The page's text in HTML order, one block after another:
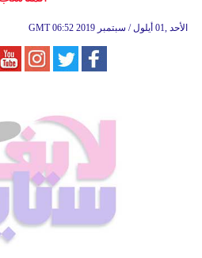
GMT 06:52 2019 الأحد ,01 أيلول / سبتمبر